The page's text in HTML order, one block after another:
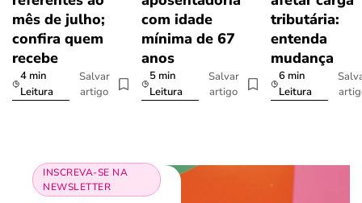
mês de julho;
confira quem
recebe
4 min
Leitura
Salvar
artigo
com idade
mínima de 67
anos
5 min
Leitura
Salvar
artigo
tributária:
entenda
mudança
6 min
Leitura
INSCREVA-SE NA
NEWSLETTER